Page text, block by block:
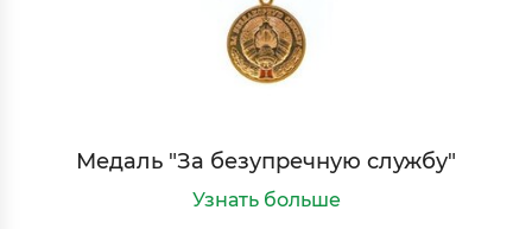
Медаль "За безупречную службу"
Узнать больше